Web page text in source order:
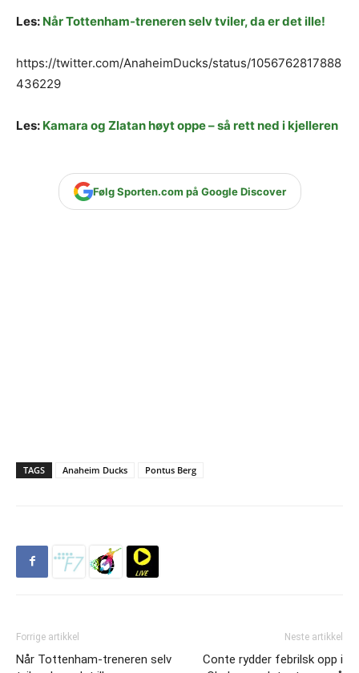
Les: Når Tottenham-treneren selv tviler, da er det ille!
https://twitter.com/AnaheimDucks/status/1056762817888
436229
Les: Kamara og Zlatan høyt oppe – så rett ned i kjelleren
Følg Sporten.com på Google Discover
TAGS Anaheim Ducks Pontus Berg
Forrige artikkel
Når Tottenham-treneren selv
Neste artikkel
Conte rydder febrilsk opp i